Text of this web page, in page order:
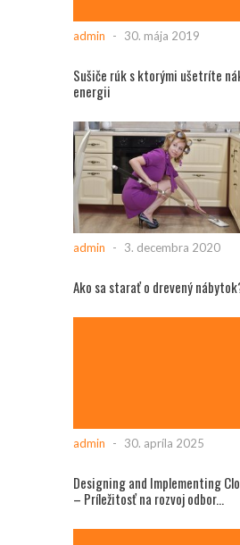
admin - 30. mája 2019
Sušiče rúk s ktorými ušetríte
energii
admin - 3. decembra 2020
Ako sa starať o drevený
admin - 30. apríla 2025
Designing and Implementing
– Príležitosť na rozvoj odbor...